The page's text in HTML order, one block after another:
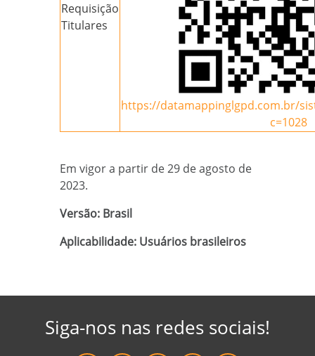
Requisição
Titulares
https://datamappinglgpd.com.br/
c=1028
Em vigor a partir de 29 de agosto de
2023.
Versão: Brasil
Aplicabilidade: Usuários brasileiros
Siga-nos nas redes sociais!